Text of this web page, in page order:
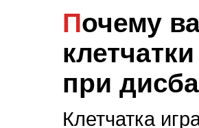
Почему важен баланс
при
Клетчатка